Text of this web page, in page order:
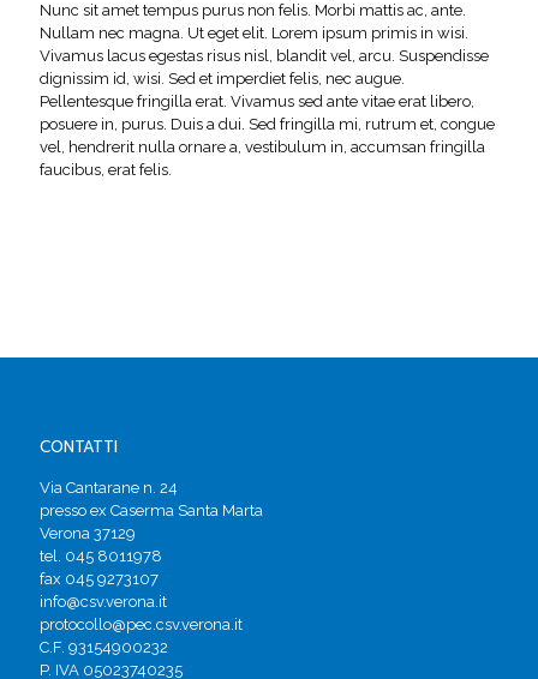
Nunc sit amet tempus purus non felis. Morbi mattis ac, ante.
Nullam nec magna. Ut eget elit. Lorem ipsum primis in wisi.
Vivamus lacus egestas risus nisl, blandit vel, arcu. Suspendisse
dignissim id, wisi. Sed et imperdiet felis, nec augue.
Pellentesque fringilla erat. Vivamus sed ante vitae erat libero,
posuere in, purus. Duis a dui. Sed fringilla mi, rutrum et, congue
vel, hendrerit nulla ornare a, vestibulum in, accumsan fringilla
faucibus, erat felis.
CONTATTI
Via Cantarane n. 24
presso ex Caserma Santa Marta
Verona 37129
tel. 045 8011978
fax 045 9273107
info@csv.verona.it
protocollo@pec.csv.verona.it
C.F. 93154900232
P. IVA 05023740235